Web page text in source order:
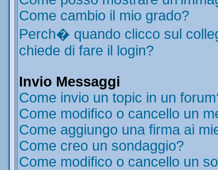
Come cambio il mio grado?
Perch� quando clicco sul
chiede di fare il login?
Invio Messaggi
Come invio un topic in un
Come modifico o cancello un
Come aggiungo una firma ai
Come creo un sondaggio?
Come modifico o cancello un